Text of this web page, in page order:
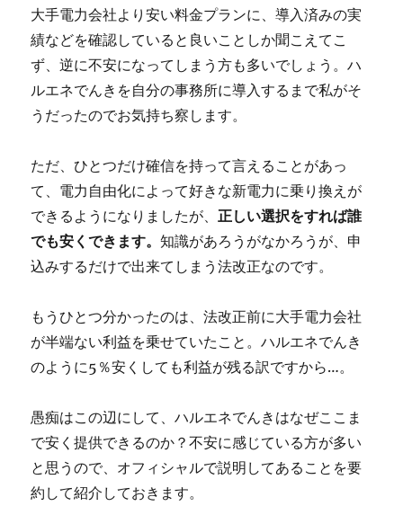
大手電力会社より安い料金プランに、導入済みの実
績などを確認していると良いことしか聞こえてこ
ず、逆に不安になってしまう方も多いでしょう。ハ
ルエネでんきを自分の事務所に導入するまで私がそ
うだったのでお気持ち察します。
ただ、ひとつだけ確信を持って言えることがあっ
て、電力自由化によって好きな新電力に乗り換えが
できるようになりましたが、 正しい選択をすれば誰
でも安くできます。知識があろうがなかろうが、申
込みするだけで出来てしまう法改正なのです。
もうひとつ分かったのは、法改正前に大手電力会社
が半端ない利益を乗せていたこと。ハルエネでんき
のように5％安くしても利益が残る訳ですから…。
愚痴はこの辺にして、ハルエネでんきはなぜここま
で安く提供できるのか？不安に感じている方が多い
と思うので、オフィシャルで説明してあることを要
約して紹介しておきます。